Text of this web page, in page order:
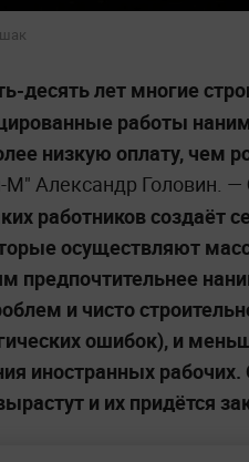
десять лет многие
работы
низкую оплату, чем
Александр Головин. —
работников
осуществляют
предпочтительнее
и чисто
ошибок), и
иностранных рабочих.
и их придётся